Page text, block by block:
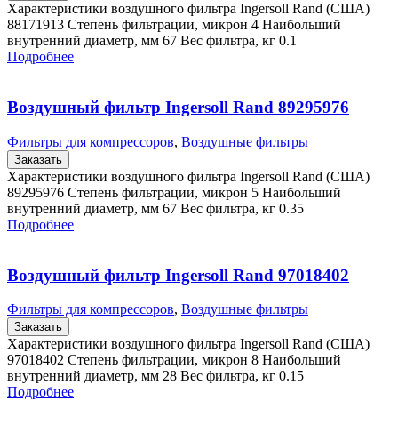
Характеристики воздушного фильтра Ingersoll Rand (США)
88171913 Степень фильтрации, микрон 4 Наибольший
внутренний диаметр, мм 67 Вес фильтра, кг 0.1
Подробнее
Воздушный фильтр Ingersoll Rand 89295976
Фильтры для компрессоров, Воздушные фильтры
Заказать
Характеристики воздушного фильтра Ingersoll Rand (США)
89295976 Степень фильтрации, микрон 5 Наибольший
внутренний диаметр, мм 67 Вес фильтра, кг 0.35
Подробнее
Воздушный фильтр Ingersoll Rand 97018402
Фильтры для компрессоров, Воздушные фильтры
Заказать
Характеристики воздушного фильтра Ingersoll Rand (США)
97018402 Степень фильтрации, микрон 8 Наибольший
внутренний диаметр, мм 28 Вес фильтра, кг 0.15
Подробнее